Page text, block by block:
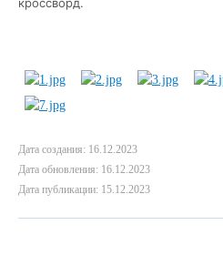
Дата создания: 16.12.2023
Дата обновления: 16.12.2023
Дата публикации: 15.12.2023